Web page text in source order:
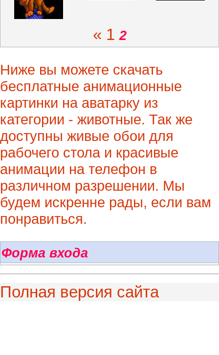
« 1 2
Ниже вы можете скачать
бесплатные анимационные
картинки на аватарку из
категории - животные. Так же
доступны живые обои для
рабочего стола и красивые
анимации на телефон в
различном разрешении. Мы
будем искренне рады, если вам
понравиться.
Форма входа
Полная версия сайта